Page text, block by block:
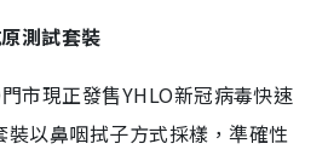
測試套裝
市現正發售YHLO新冠病毒快速
以鼻咽拭子方式採樣，準確性